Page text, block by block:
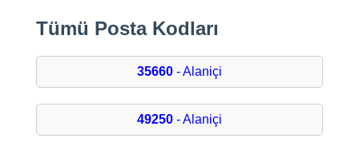
Tümü Posta Kodları
35660- Alaniçi
49250- Alaniçi